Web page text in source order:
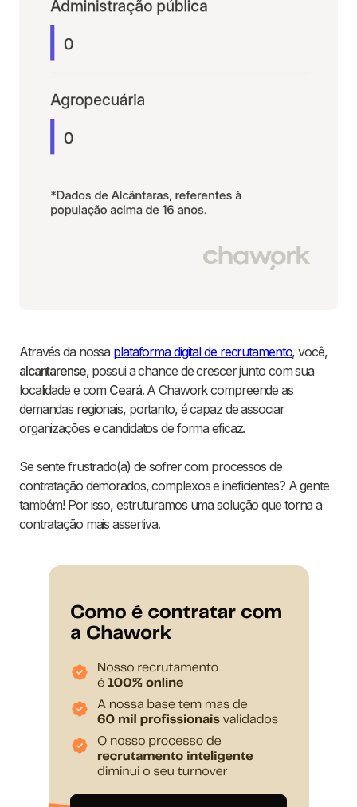
Através da nossa plataforma digital de recrutamento, você,
alcantarense, possui a chance de crescer junto com sua
localidade e com Ceará. A Chawork compreende as
demandas regionais, portanto, é capaz de associar
organizações e candidatos de forma eficaz.
Se sente frustrado(a) de sofrer com processos de
contratação demorados, complexos e ineficientes? A gente
também! Por isso, estruturamos uma solução que torna a
contratação mais assertiva.